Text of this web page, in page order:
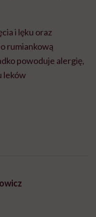
i lęku oraz
rumiankową
powoduje alergię,
leków